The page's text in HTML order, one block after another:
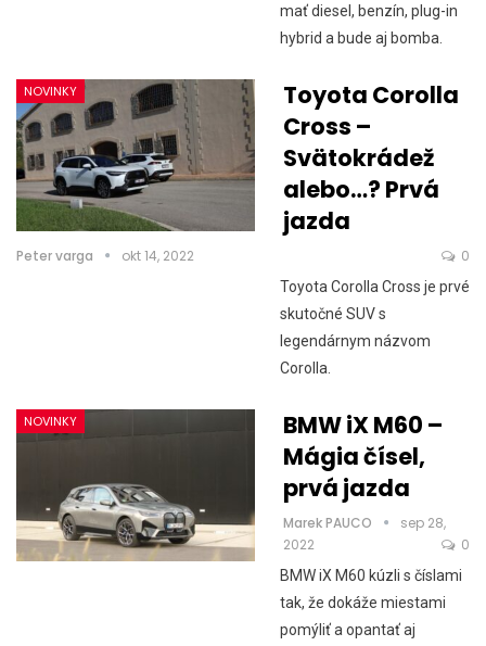
mať diesel, benzín, plug-in
hybrid a bude aj bomba.
NOVINKY
Toyota Corolla
Cross –
Svätokrádež
alebo…? Prvá
jazda
Peter varga okt 14, 2022 0
Toyota Corolla Cross je prvé
skutočné SUV s
legendárnym názvom
Corolla.
NOVINKY
BMW iX M60 –
Mágia čísel,
prvá jazda
Marek PAUCO
sep 28,
2022
0
BMW iX M60 kúzli s číslami
tak, že dokáže miestami
pomýliť a opantať aj